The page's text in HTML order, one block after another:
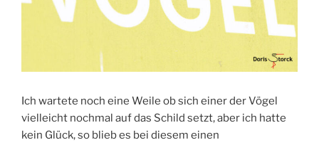
Ich wartete noch eine Weile ob sich einer der Vögel
vielleicht nochmal auf das Schild setzt, aber ich hatte
kein Glück, so blieb es bei diesem einen